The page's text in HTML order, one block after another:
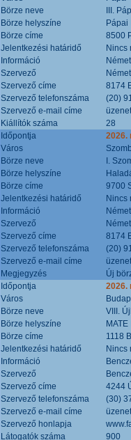
Börze neve
III.
Börze helyszíne
Pápai
Börze címe
8500
Jelentkezési határidő
Nincs
Információ
Szervező
Szervező címe
8174
Szervező telefonszáma
(20)
Szervező e-mail címe
Kiállítók száma
28
Időpontja
2026.
Város
Börze neve
I.
Börze helyszíne
Börze címe
9700
Jelentkezési határidő
Nincs
Információ
Szervező
Szervező címe
8174
Szervező telefonszáma
(20)
Szervező e-mail címe
Megjegyzés
Új
Időpontja
2026.
Város
Börze neve
VIII.
Börze helyszíne
Börze címe
1118
Jelentkezési határidő
Nincs
Információ
Szervező
Szervező címe
4244
Szervező telefonszáma
(30)
Szervező e-mail címe
Szervező honlapja
Látogatók száma
900